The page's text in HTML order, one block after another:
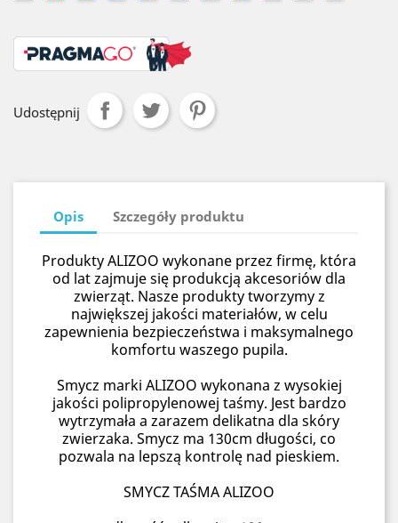
Udostępnij
Opis Szczegóły produktu
Produkty ALIZOO wykonane przez firmę, która
od lat zajmuje się produkcją akcesoriów dla
zwierząt. Nasze produkty tworzymy z
największej jakości materiałów, w celu
zapewnienia bezpieczeństwa i maksymalnego
komfortu waszego pupila.
Smycz marki ALIZOO wykonana z wysokiej
jakości polipropylenowej taśmy. Jest bardzo
wytrzymała a zarazem delikatna dla skóry
zwierzaka. Smycz ma 130cm długości, co
pozwala na lepszą kontrolę nad pieskiem.
SMYCZ TAŚMA ALIZOO